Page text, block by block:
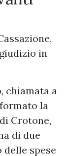
in
chiamata a
la
Crotone,
di due
spese